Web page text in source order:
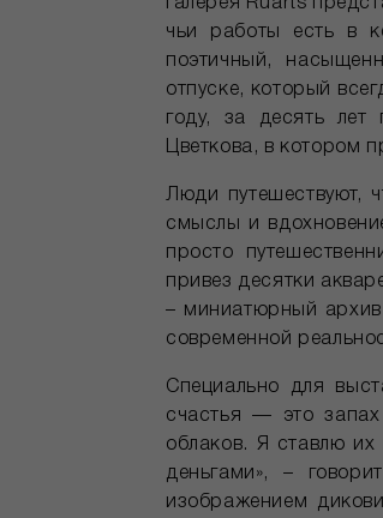
Галерея Ruаrts
чьи работы есть в
поэтичный,
отпуске, который
году, за десять
Цветкова, в котором
Люди путешествуют,
смыслы и
просто
привез десятки
– миниатюрный архив
современной
Специально для
счастья — это
облаков. Я ставлю
деньгами», –
изображением